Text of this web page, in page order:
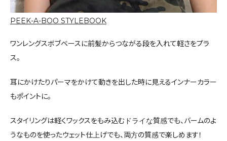
PEEK-A-BOO STYLEBOOK
ワンレングスボブベースに前髪からつながる段を入れて軽さをプラ
ス。
耳にかけたりパーマをかけて動きを出した時に見えるインナーカラー
もポイントに。
スタイリングは軽くワックスをもみ込むドライな質感でも、バームのよ
うなものを使ったウェット仕上げでも、両方の質感で楽しめます！